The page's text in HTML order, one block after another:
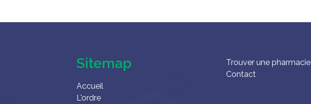
Sitemap
Accueil
L'ordre
Trouver une pharmacie
Contact